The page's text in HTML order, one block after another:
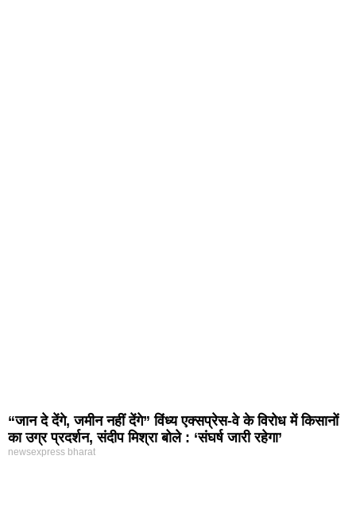
“जान दे देंगे, जमीन नहीं देंगे” विंध्य एक्सप्रेस-वे के विरोध में किसानों
का उग्र प्रदर्शन, संदीप मिश्रा बोले : ‘संघर्ष जारी रहेगा’
newsexpress bharat